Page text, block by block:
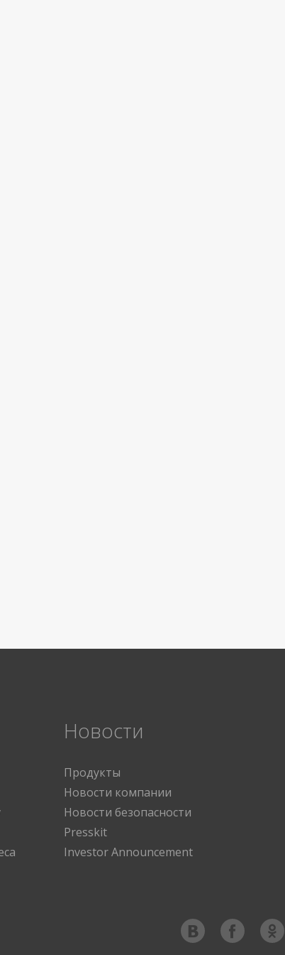
Новости
Продукты
Новости компании
Новости безопасности
Presskit
Investor Announcement